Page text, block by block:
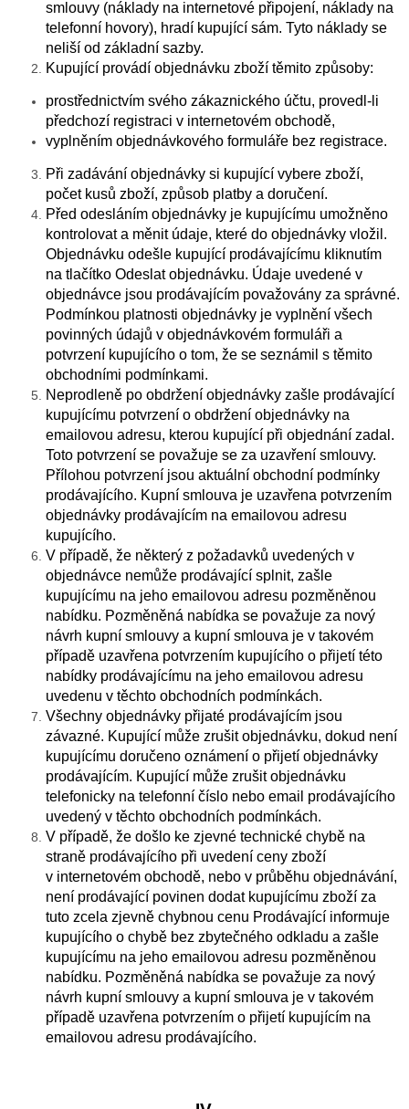
smlouvy (náklady na internetové připojení, náklady na
telefonní hovory), hradí kupující sám. Tyto náklady se
neliší od základní sazby.
Kupující provádí objednávku zboží těmito způsoby:
prostřednictvím svého zákaznického účtu, provedl-li
předchozí registraci v internetovém obchodě,
vyplněním objednávkového formuláře bez registrace.
Při zadávání objednávky si kupující vybere zboží,
počet kusů zboží, způsob platby a doručení.
Před odesláním objednávky je kupujícímu umožněno
kontrolovat a měnit údaje, které do objednávky vložil.
Objednávku odešle kupující prodávajícímu kliknutím
na tlačítko Odeslat objednávku. Údaje uvedené v
objednávce jsou prodávajícím považovány za správné.
Podmínkou platnosti objednávky je vyplnění všech
povinných údajů v objednávkovém formuláři a
potvrzení kupujícího o tom, že se seznámil s těmito
obchodními podmínkami.
Neprodleně po obdržení objednávky zašle prodávající
kupujícímu potvrzení o obdržení objednávky na
emailovou adresu, kterou kupující při objednání zadal.
Toto potvrzení se považuje se za uzavření smlouvy.
Přílohou potvrzení jsou aktuální obchodní podmínky
prodávajícího. Kupní smlouva je uzavřena potvrzením
objednávky prodávajícím na emailovou adresu
kupujícího.
V případě, že některý z požadavků uvedených v
objednávce nemůže prodávající splnit, zašle
kupujícímu na jeho emailovou adresu pozměněnou
nabídku. Pozměněná nabídka se považuje za nový
návrh kupní smlouvy a kupní smlouva je v takovém
případě uzavřena potvrzením kupujícího o přijetí této
nabídky prodávajícímu na jeho emailovou adresu
uvedenu v těchto obchodních podmínkách.
Všechny objednávky přijaté prodávajícím jsou
závazné. Kupující může zrušit objednávku, dokud není
kupujícímu doručeno oznámení o přijetí objednávky
prodávajícím. Kupující může zrušit objednávku
telefonicky na telefonní číslo nebo email prodávajícího
uvedený v těchto obchodních podmínkách.
V případě, že došlo ke zjevné technické chybě na
straně prodávajícího při uvedení ceny zboží
v internetovém obchodě, nebo v průběhu objednávání,
není prodávající povinen dodat kupujícímu zboží za
tuto zcela zjevně chybnou cenu Prodávající informuje
kupujícího o chybě bez zbytečného odkladu a zašle
kupujícímu na jeho emailovou adresu pozměněnou
nabídku. Pozměněná nabídka se považuje za nový
návrh kupní smlouvy a kupní smlouva je v takovém
případě uzavřena potvrzením o přijetí kupujícím na
emailovou adresu prodávajícího.